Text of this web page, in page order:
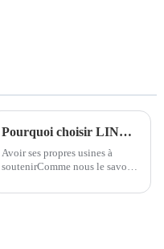
Pourquoi choisir LINYI JIUHENG comme partenaire ?
Avoir ses propres usines à
soutenirComme nous le savons
commerce extérieur, les